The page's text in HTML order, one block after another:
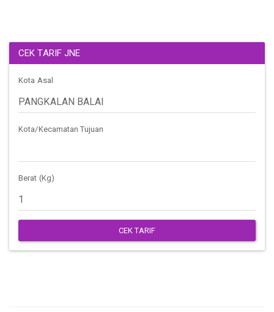
CEK TARIF JNE
Kota Asal
Kota/Kecamatan Tujuan
Berat (Kg)
CEK TARIF